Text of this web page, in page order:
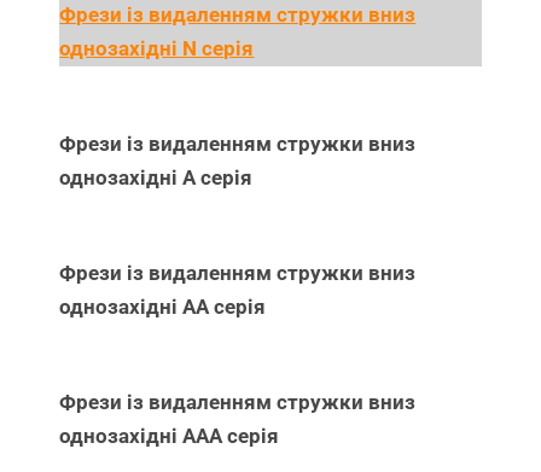
Фрези із видаленням стружки вниз
однозахідні N серія
Фрези із видаленням стружки вниз
однозахідні А серія
Фрези із видаленням стружки вниз
однозахідні АА серія
Фрези із видаленням стружки вниз
однозахідні ААА серія